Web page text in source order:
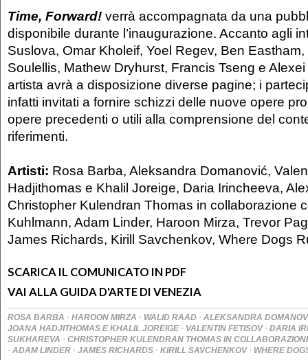
Time, Forward! verrà accompagnata da una
disponibile durante l’inaugurazione. Accanto agli
Suslova, Omar Kholeif, Yoel Regev, Ben
Soulellis, Mathew Dryhurst, Francis Tseng e
artista avrà a disposizione diverse pagine; i
infatti invitati a fornire schizzi delle nuove opere
opere precedenti o utili alla comprensione del
riferimenti.
Artisti: Rosa Barba, Aleksandra Domanović,
Hadjithomas e Khalil Joreige, Daria Irincheeva,
Christopher Kulendran Thomas in collaborazione
Kuhlmann, Adam Linder, Haroon Mirza, Trevor
James Richards, Kirill Savchenkov, Where Dogs
SCARICA IL COMUNICATO IN PDF
VAI ALLA GUIDA D'ARTE DI VENEZIA
ROSA BARBA · HAROON MIRZA · WALID RAAD · ALEKSANDRA
JOANA HADJITHOMAS E KHALIL JOREIGE · VALENTIN FETISOV · DARIA
SUKHAREVA · CHRISTOPHER KULENDRAN THOMAS IN
· ADAM LINDER · JAMES RICHARDS · KIRILL SAVCHENKOV · WHERE